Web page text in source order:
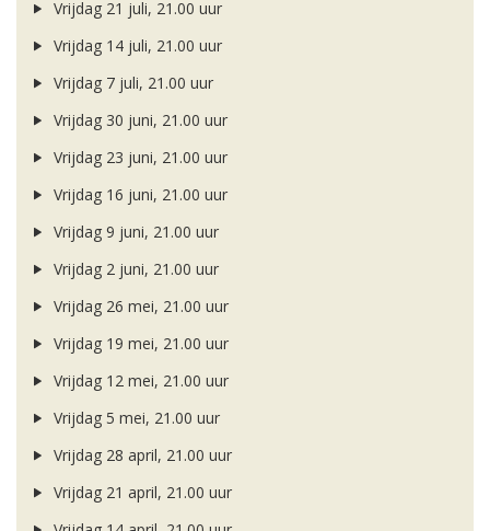
Vrijdag 21 juli, 21.00 uur
Vrijdag 14 juli, 21.00 uur
Vrijdag 7 juli, 21.00 uur
Vrijdag 30 juni, 21.00 uur
Vrijdag 23 juni, 21.00 uur
Vrijdag 16 juni, 21.00 uur
Vrijdag 9 juni, 21.00 uur
Vrijdag 2 juni, 21.00 uur
Vrijdag 26 mei, 21.00 uur
Vrijdag 19 mei, 21.00 uur
Vrijdag 12 mei, 21.00 uur
Vrijdag 5 mei, 21.00 uur
Vrijdag 28 april, 21.00 uur
Vrijdag 21 april, 21.00 uur